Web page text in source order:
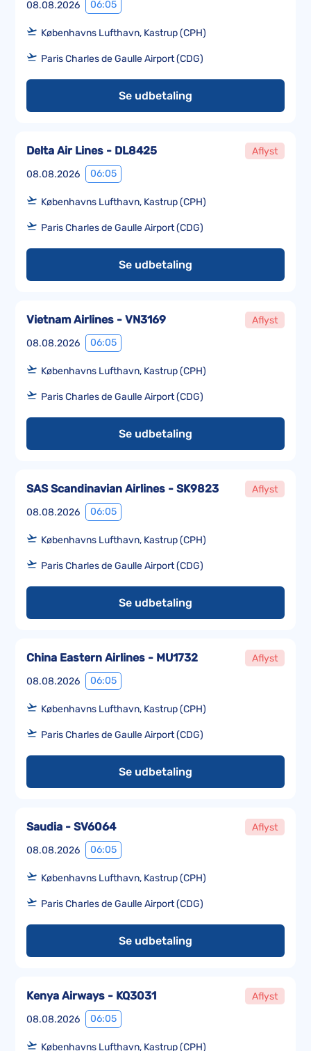
08.08.2026 06:05
Københavns Lufthavn, Kastrup (CPH)
Paris Charles de Gaulle Airport (CDG)
Se udbetaling
08.08.2026 06:05
Delta Air Lines - DL8425 Aflyst
Københavns Lufthavn, Kastrup (CPH)
Paris Charles de Gaulle Airport (CDG)
Se udbetaling
08.08.2026 06:05
Vietnam Airlines - VN3169 Aflyst
Københavns Lufthavn, Kastrup (CPH)
Paris Charles de Gaulle Airport (CDG)
Se udbetaling
08.08.2026 06:05
SAS Scandinavian Airlines - SK9823 Aflyst
Københavns Lufthavn, Kastrup (CPH)
Paris Charles de Gaulle Airport (CDG)
Se udbetaling
08.08.2026 06:05
China Eastern Airlines - MU1732 Aflyst
Københavns Lufthavn, Kastrup (CPH)
Paris Charles de Gaulle Airport (CDG)
Se udbetaling
08.08.2026 06:05
Saudia - SV6064 Aflyst
Københavns Lufthavn, Kastrup (CPH)
Paris Charles de Gaulle Airport (CDG)
Se udbetaling
08.08.2026 06:05
Kenya Airways - KQ3031 Aflyst
Københavns Lufthavn, Kastrup (CPH)